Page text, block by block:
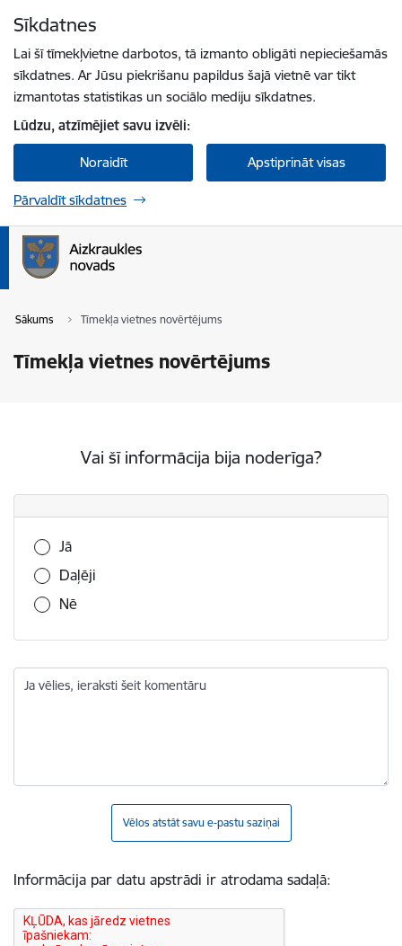
Sīkdatnes
Lai šī tīmekļvietne darbotos, tā izmanto obligāti nepieciešamās
sīkdatnes. Ar Jūsu piekrišanu papildus šajā vietnē var tikt
izmantotas statistikas un sociālo mediju sīkdatnes.
Lūdzu, atzīmējiet savu izvēli:
Noraidīt Apstiprināt visas
Pārvaldīt sīkdatnes
Sākums Tīmekļa vietnes novērtējums
Tīmekļa vietnes novērtējums
Vai šī informācija bija noderīga?
Vai šī informācija bija noderīga?
Jā
Daļēji
Nē
Ja vēlies, ieraksti šeit komentāru
Vēlos atstāt savu e-pastu saziņai
Informācija par datu apstrādi ir atrodama sadaļā: